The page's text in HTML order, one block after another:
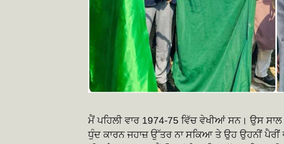
ਮੈਂ ਪਹਿਲੀ ਵਾਰ 1974-75 ਵਿੱਚ ਵੇਖੀਆਂ ਸਨ। ਉਸ
ਧੁੰਦ ਕਾਰਨ ਜਹਾਜ਼ ਉੱਤਰ ਨਾ ਸਕਿਆ ਤੇ ਉਹ ਉਹਨੀਂ